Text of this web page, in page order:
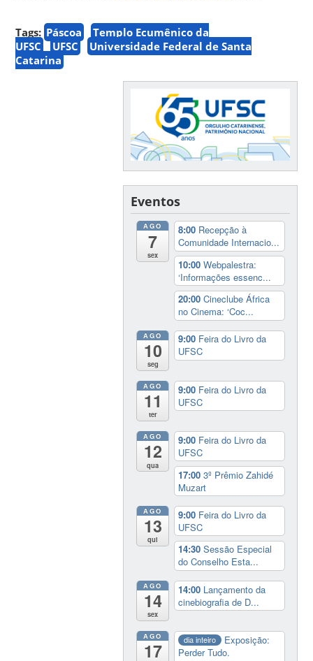
Tags: Páscoa
Templo Ecumênico da
UFSC
UFSC
Universidade Federal de Santa
Catarina
Eventos
AGO
7
sex
8:00 Recepção à
Comunidade Internacio...
10:00Webpalestra:
‘Informações essenc...
20:00Cineclube África
no Cinema: ‘Coc...
AGO
10
seg
9:00 Feira do Livro da
UFSC
AGO
11
ter
9:00 Feira do Livro da
UFSC
AGO
12
qua
9:00 Feira do Livro da
UFSC
17:003º Prêmio Zahidé
Muzart
AGO
13
qui
9:00 Feira do Livro da
UFSC
14:30Sessão Especial
do Conselho Esta...
AGO
14
sex
14:00 Lançamento da
cinebiografia de D...
AGO
17
dia inteiro
Exposição:
Perder Tudo.